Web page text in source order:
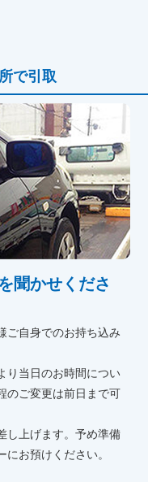
で引取
聞かせくださ
ご自身でのお持ち込み
り当日のお時間につい
のご変更は前日まで可
し上げます。予め準備
お預けください。